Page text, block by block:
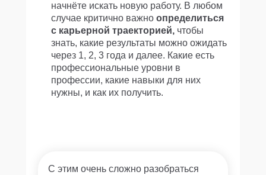
С этим очень сложно разобраться
начнёте искать новую работу. В любом
случае критично важно определиться
с карьерной траекторией, чтобы
знать, какие результаты можно ожидать
через 1, 2, 3 года и далее. Какие есть
профессиональные уровни в
профессии, какие навыки для них
нужны, и как их получить.